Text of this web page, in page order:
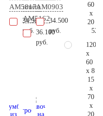
AM5817
34.500
руб.
плита
AM5162
36.100
руб.
AM0903
34.500
руб.
60
x
20
120
x
60
x 8
15
x
70
x
20